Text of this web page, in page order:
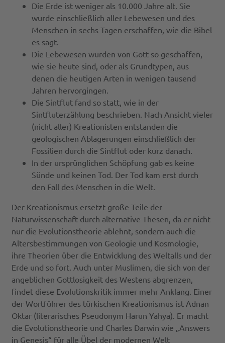
Die Erde ist weniger als 10.000 Jahre alt. Sie
wurde einschließlich aller Lebewesen und des
Menschen in sechs Tagen erschaffen, wie die Bibel
es sagt.
Die Lebewesen wurden von Gott so geschaffen,
wie sie heute sind, oder als Grundtypen, aus
denen die heutigen Arten in wenigen tausend
Jahren hervorgingen.
Die Sintflut fand so statt, wie in der
Sintfluterzählung beschrieben. Nach Ansicht vieler
(nicht aller) Kreationisten entstanden die
geologischen Ablagerungen einschließlich der
Fossilien durch die Sintflut oder kurz danach.
In der ursprünglichen Schöpfung gab es keine
Sünde und keinen Tod. Der Tod kam erst durch
den Fall des Menschen in die Welt.
Der Kreationismus ersetzt große Teile der
Naturwissenschaft durch alternative Thesen, da er nicht
nur die Evolutionstheorie ablehnt, sondern auch die
Altersbestimmungen von Geologie und Kosmologie,
ihre Theorien über die Entwicklung des Weltalls und der
Erde und so fort. Auch unter Muslimen, die sich von der
angeblichen Gottlosigkeit des Westens abgrenzen,
findet diese Evolutionskritik immer mehr Anklang. Einer
der Wortführer des türkischen Kreationismus ist Adnan
Oktar (literarisches Pseudonym Harun Yahya). Er macht
die Evolutionstheorie und Charles Darwin wie „Answers
in Genesis“ für alle Übel der modernen Welt